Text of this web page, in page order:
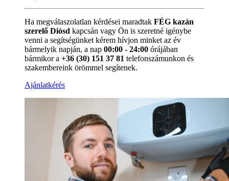
Ha megválaszolatlan kérdései maradtak FÉG kazán
szerelő Diósd kapcsán vagy Ön is szeretné igénybe
venni a segítségünket kérem hívjon minket az év
bármelyik napján, a nap 00:00 - 24:00 órájában
bármikor a +36 (30) 151 37 81 telefonszámunkon és
szakembereink örömmel segítenek.
Ajánlatkérés